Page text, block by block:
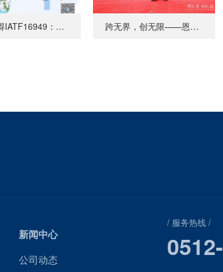
我司获得IATF16949：2016证书 跨无界，创无限——恩都法年会盛典
新闻中心
公司动态
/ 服务热线 /